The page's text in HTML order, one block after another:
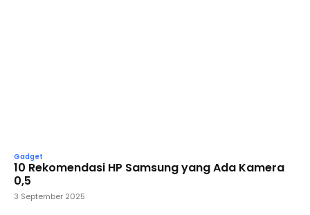
Gadget
10 Rekomendasi HP Samsung yang Ada Kamera
0,5
3 September 2025